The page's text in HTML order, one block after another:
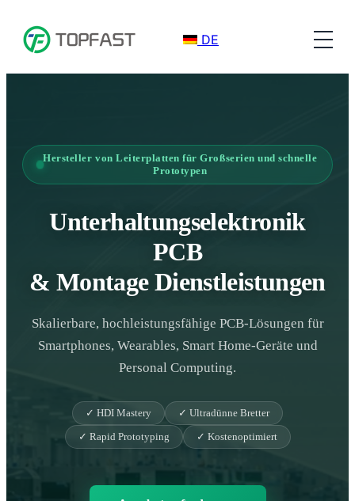
DE
Hersteller von Leiterplatten für Großserien und schnelle
Prototypen
Unterhaltungselektronik
PCB
& Montage Dienstleistungen
Skalierbare, hochleistungsfähige PCB-Lösungen für
Smartphones, Wearables, Smart Home-Geräte und
Personal Computing.
✓ HDI Mastery
✓ Ultradünne Bretter
✓ Rapid Prototyping
✓ Kostenoptimiert